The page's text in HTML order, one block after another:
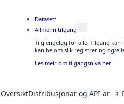
Datasett
Allmenn tilgang
Tilgjengeleg for alle. Tilgang
kan be om slik registrering og/
Les meir om tilgangsnivå her
OversiktDistribusjonar og API-ar 8